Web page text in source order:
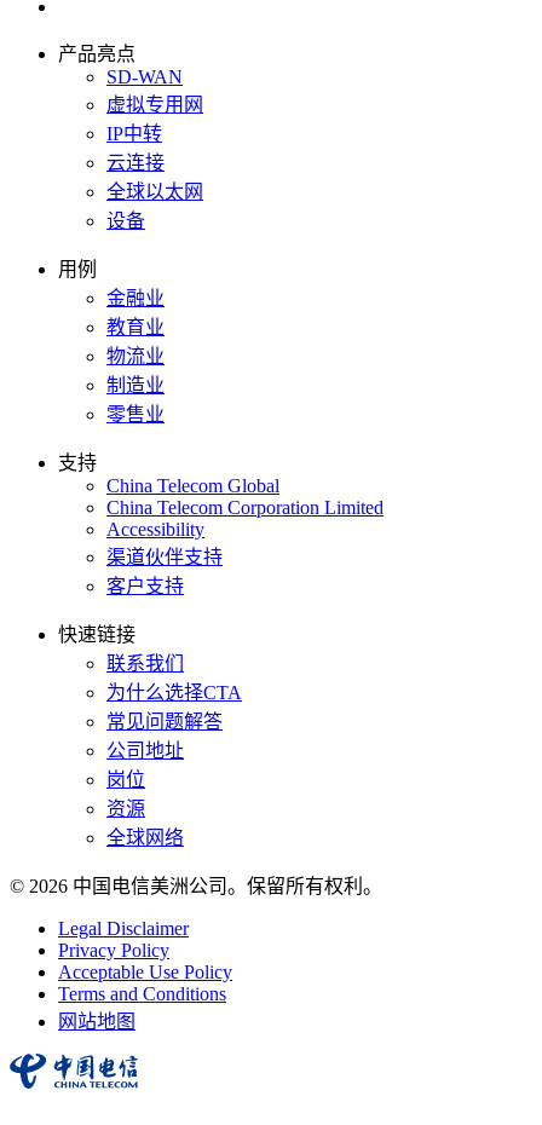
产品亮点
SD-WAN
虚拟专用网
IP中转
云连接
全球以太网
设备
用例
金融业
教育业
物流业
制造业
零售业
支持
China Telecom Global
China Telecom Corporation Limited
Accessibility
渠道伙伴支持
客户支持
快速链接
联系我们
为什么选择CTA
常见问题解答
公司地址
岗位
资源
全球网络
© 2026 中国电信美洲公司。保留所有权利。
Legal Disclaimer
Privacy Policy
Acceptable Use Policy
Terms and Conditions
网站地图